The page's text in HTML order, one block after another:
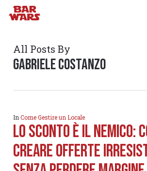
Skip
contentAll Posts By
Gabriele Costanzo
In Come Gestire un Locale
LO SCONTO È IL NEMICO:
CREARE OFFERTE